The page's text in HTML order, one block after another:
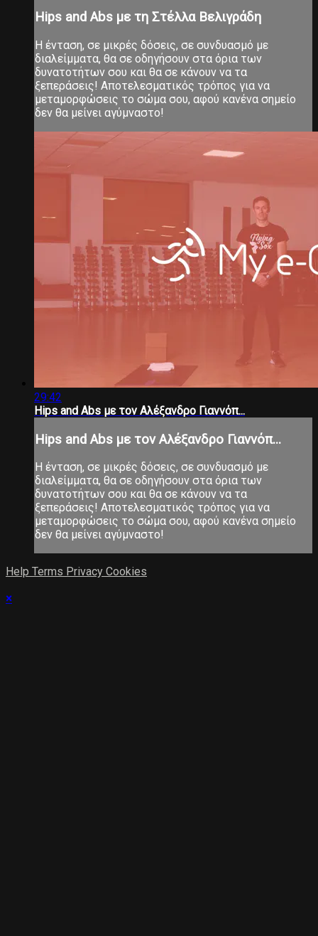
Hips and Abs με τη Στέλλα Βελιγράδη
Η ένταση, σε μικρές δόσεις, σε συνδυασμό με
διαλείμματα, θα σε οδηγήσουν στα όρια των
δυνατοτήτων σου και θα σε κάνουν να τα
ξεπεράσεις! Αποτελεσματικός τρόπος για να
μεταμορφώσεις το σώμα σου, αφού κανένα σημείο
δεν θα μείνει αγύμναστο!
29:42
Hips and Abs με τον Αλέξανδρο Γιαννόπ...
Hips and Abs με τον Αλέξανδρο Γιαννόπ...
Η ένταση, σε μικρές δόσεις, σε συνδυασμό με
διαλείμματα, θα σε οδηγήσουν στα όρια των
δυνατοτήτων σου και θα σε κάνουν να τα
ξεπεράσεις! Αποτελεσματικός τρόπος για να
μεταμορφώσεις το σώμα σου, αφού κανένα σημείο
δεν θα μείνει αγύμναστο!
Help Terms Privacy Cookies
×